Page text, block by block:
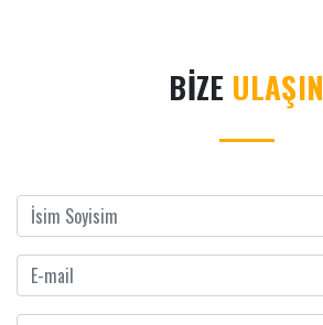
BİZE ULAŞIN